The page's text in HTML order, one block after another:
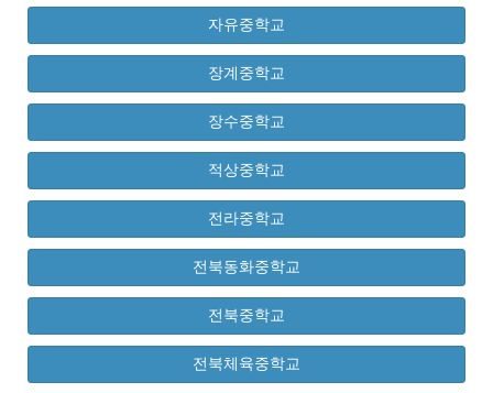
자유중학교
장계중학교
장수중학교
적상중학교
전라중학교
전북동화중학교
전북중학교
전북체육중학교